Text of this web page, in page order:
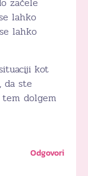
lahko
lahko
kot
da ste
dolgem
Odgovori